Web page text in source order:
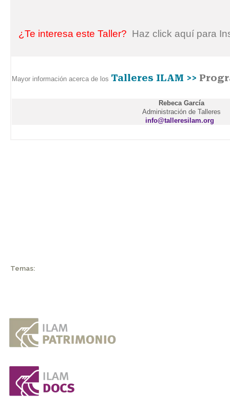
¿Te interesa este Taller? Haz click aquí para
Mayor información acerca de los Talleres ILAM >>
Rebeca García
Administración de Talleres
info@talleresilam.org
Temas: